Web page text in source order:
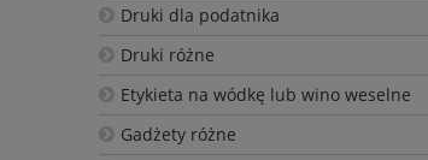
Druki dla podatnika
Druki różne
Etykieta na wódkę lub wino weselne
Gadżety różne